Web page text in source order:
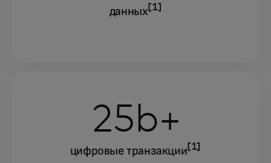
данных [1]
25b+
цифровые транзакции[1]